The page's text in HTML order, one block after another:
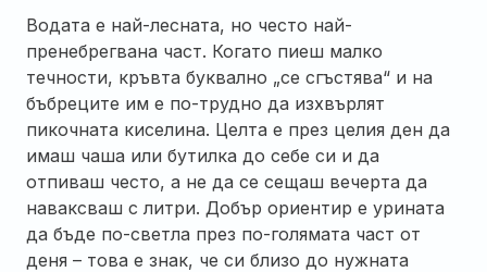
Водата е най-лесната, но често най-
пренебрегвана част. Когато пиеш малко
течности, кръвта буквално „се сгъстява“ и на
бъбреците им е по-трудно да изхвърлят
пикочната киселина. Целта е през целия ден да
имаш чаша или бутилка до себе си и да
отпиваш често, а не да се сещаш вечерта да
наваксваш с литри. Добър ориентир е урината
да бъде по-светла през по-голямата част от
деня – това е знак, че си близо до нужната